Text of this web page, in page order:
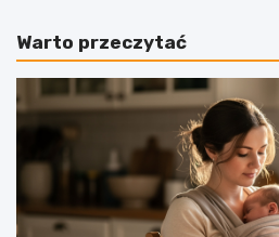
Warto przeczytać